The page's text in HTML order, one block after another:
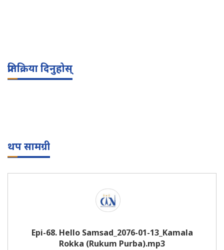
प्रतिक्रिया दिनुहोस्
थप सामग्री
Epi-68. Hello Samsad_2076-01-13_Kamala
Rokka (Rukum Purba).mp3